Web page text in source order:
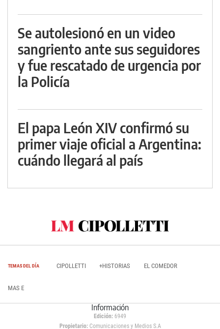
Se autolesionó en un video
sangriento ante sus seguidores
y fue rescatado de urgencia por
la Policía
El papa León XIV confirmó su
primer viaje oficial a Argentina:
cuándo llegará al país
TEMAS DEL DÍA CIPOLLETTI +HISTORIAS EL COMEDOR
MAS E
Información
Edición: 6949
Propietario:Comunicaciones y Medios S.A